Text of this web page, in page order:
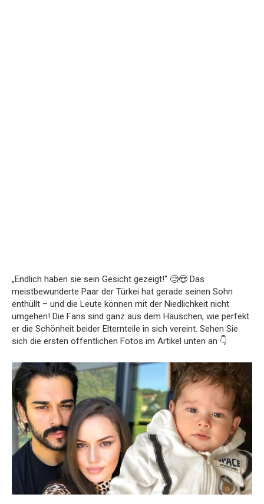
„Endlich haben sie sein Gesicht gezeigt!“ 🧐😍 Das
meistbewunderte Paar der Türkei hat gerade seinen Sohn
enthüllt – und die Leute können mit der Niedlichkeit nicht
umgehen! Die Fans sind ganz aus dem Häuschen, wie perfekt
er die Schönheit beider Elternteile in sich vereint. Sehen Sie
sich die ersten öffentlichen Fotos im Artikel unten an 👇